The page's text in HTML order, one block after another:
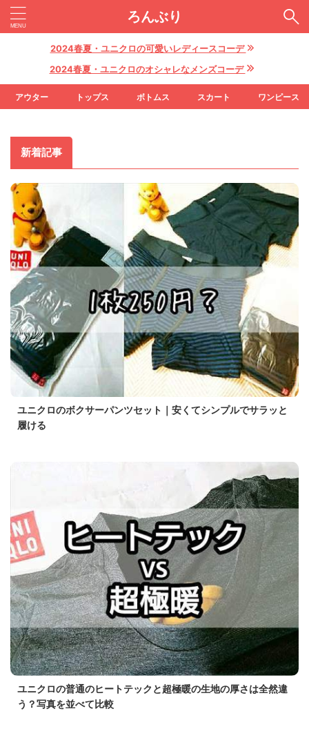
ろんぶり
2024春夏・ユニクロの可愛いレディースコーデ
2024春夏・ユニクロのオシャレなメンズコーデ
アウター トップス ボトムス スカート ワンピース
新着記事
ユニクロのボクサーパンツセット｜安くてシンプルでサラッと
履ける
ユニクロの普通のヒートテックと超極暖の生地の厚さは全然違
う？写真を並べて比較